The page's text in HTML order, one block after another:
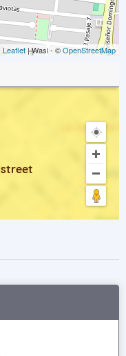
Leaflet | Wasi - ©OpenStreetMap
street